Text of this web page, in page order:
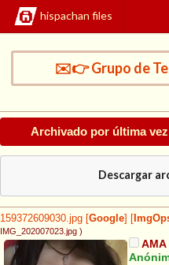
hispachan files
✉️👉 Grupo de
Archivado por última vez
Descargar
159372609030.jpg Google
IMG_202007023.jpg )